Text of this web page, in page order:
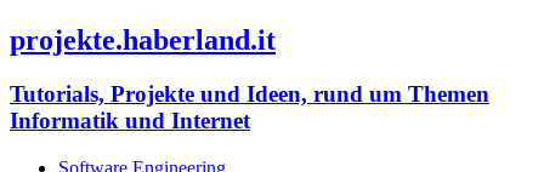
projekte.haberland.it
Tutorials, Projekte und Ideen, rund um Themen
Informatik und Internet
Software Engineering